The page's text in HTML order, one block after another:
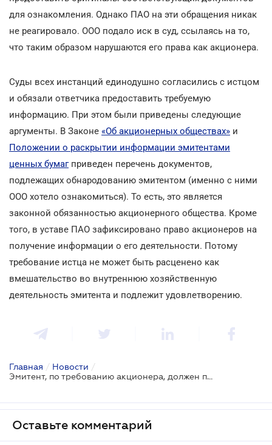
для ознакомления. Однако ПАО на эти обращения никак
не реагировало. ООО подало иск в суд, ссылаясь на то,
что таким образом нарушаются его права как акционера.
Суды всех инстанций единодушно согласились с истцом
и обязали ответчика предоставить требуемую
информацию. При этом были приведены следующие
аргументы. В Законе «Об акционерных обществах» и
Положении о раскрытии информации эмитентами
ценных бумагприведен перечень документов,
подлежащих обнародованию эмитентом (именно с ними
ООО хотело ознакомиться). То есть, это является
законной обязанностью акционерного общества. Кроме
того, в уставе ПАО зафиксировано право акционеров на
получение информации о его деятельности. Потому
требование истца не может быть расценено как
вмешательство во внутреннюю хозяйственную
деятельность эмитента и подлежит удовлетворению.
Главная / Новости /
Эмитент, по требованию акционера, должен предоставить ему учредительные документы
Оставьте комментарий